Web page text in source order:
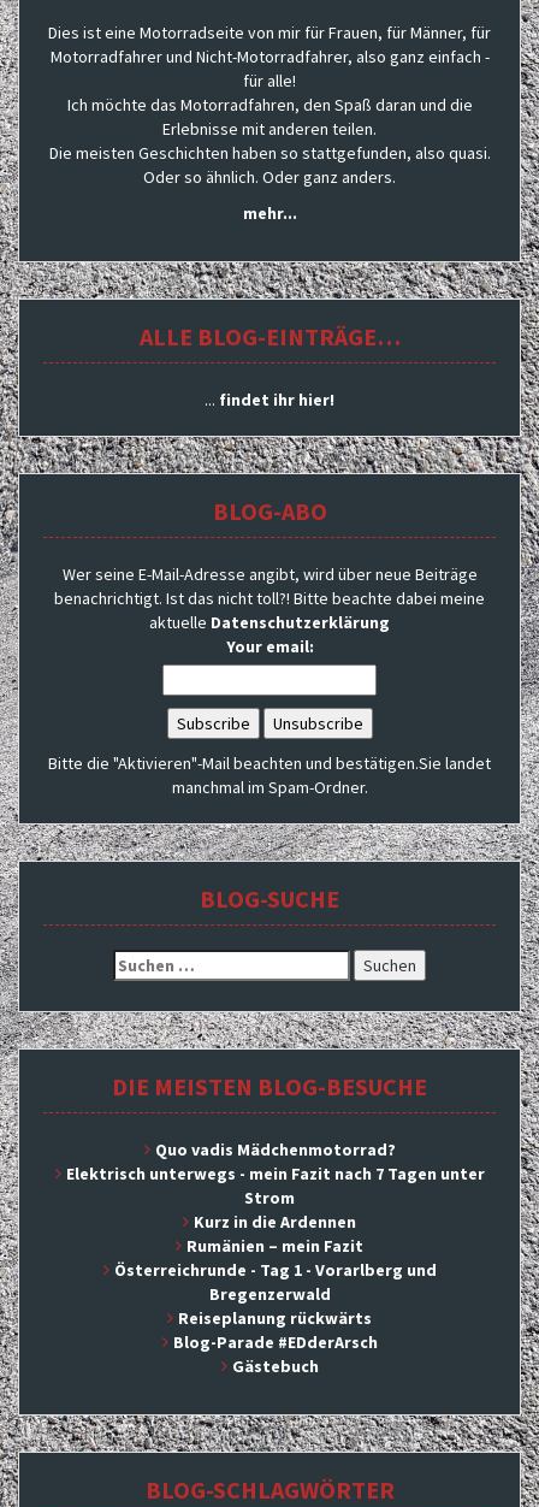
Dies ist eine Motorradseite von mir für Frauen, für Männer, für
Motorradfahrer und Nicht-Motorradfahrer, also ganz einfach -
für alle!
Ich möchte das Motorradfahren, den Spaß daran und die
Erlebnisse mit anderen teilen.
Die meisten Geschichten haben so stattgefunden, also quasi.
Oder so ähnlich. Oder ganz anders.
mehr...
ALLE BLOG-EINTRÄGE…
... findet ihr hier!
BLOG-ABO
Wer seine E-Mail-Adresse angibt, wird über neue Beiträge
benachrichtigt. Ist das nicht toll?! Bitte beachte dabei meine
aktuelle Datenschutzerklärung
Your email:
Bitte die "Aktivieren"-Mail beachten und bestätigen.Sie landet
manchmal im Spam-Ordner.
BLOG-SUCHE
Suchen
nach:
DIE MEISTEN BLOG-BESUCHE
Quo vadis Mädchenmotorrad?
Elektrisch unterwegs - mein Fazit nach 7 Tagen unter
Strom
Kurz in die Ardennen
Rumänien – mein Fazit
Österreichrunde - Tag 1 - Vorarlberg und
Bregenzerwald
Reiseplanung rückwärts
Blog-Parade #EDderArsch
Gästebuch
BLOG-SCHLAGWÖRTER